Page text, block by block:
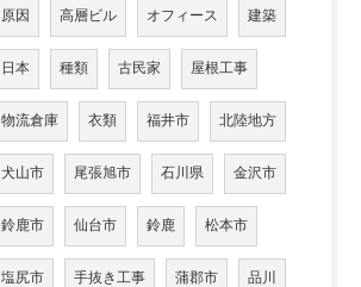
原因 高層ビル オフィース 建築
日本 種類 古民家 屋根工事
物流倉庫 衣類 福井市 北陸地方
犬山市 尾張旭市 石川県 金沢市
鈴鹿市 仙台市 鈴鹿 松本市
塩尻市 手抜き工事 蒲郡市 品川